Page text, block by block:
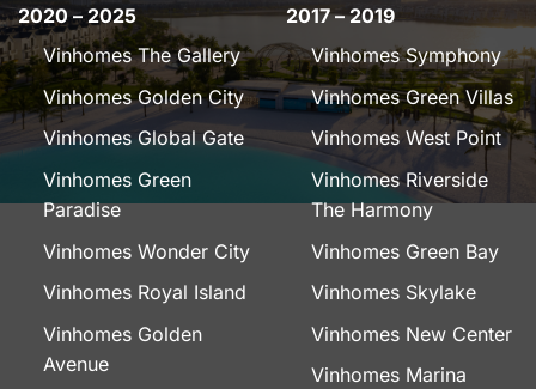
2020 – 2025
Vinhomes The Gallery
Vinhomes Golden City
Vinhomes Global Gate
Vinhomes Green
Paradise
Vinhomes Wonder City
Vinhomes Royal Island
Vinhomes Golden
Avenue
2017 – 2019
Vinhomes Symphony
Vinhomes Green Villas
Vinhomes West Point
Vinhomes Riverside
The Harmony
Vinhomes Green Bay
Vinhomes Skylake
Vinhomes New Center
Vinhomes Marina